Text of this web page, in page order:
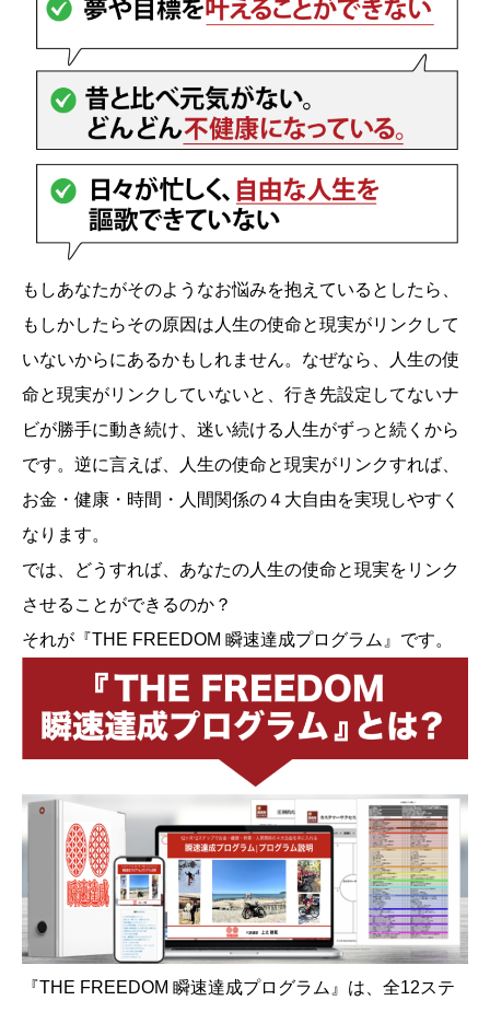
もしあなたがそのようなお悩みを抱えているとしたら、
もしかしたらその原因は人生の使命と現実がリンクして
いないからにあるかもしれません。なぜなら、人生の使
命と現実がリンクしていないと、行き先設定してないナ
ビが勝手に動き続け、迷い続ける人生がずっと続くから
です。逆に言えば、人生の使命と現実がリンクすれば、
お金・健康・時間・人間関係の４大自由を実現しやすく
なります。
では、どうすれば、あなたの人生の使命と現実をリンク
させることができるのか？
それが『THE FREEDOM 瞬速達成プログラム』です。
『THE FREEDOM 瞬速達成プログラム』は、全12ステ